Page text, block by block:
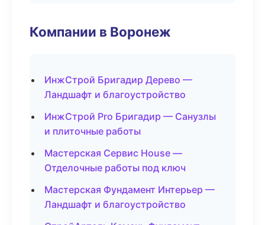
Компании в Воронеж
ИнжСтрой Бригадир Дерево —
Ландшафт и благоустройство
ИнжСтрой Pro Бригадир — Санузлы
и плиточные работы
Мастерская Сервис House —
Отделочные работы под ключ
Мастерская Фундамент Интерьер —
Ландшафт и благоустройство